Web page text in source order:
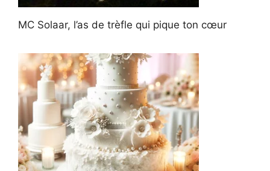
MC Solaar, l’as de trèfle qui pique ton cœur